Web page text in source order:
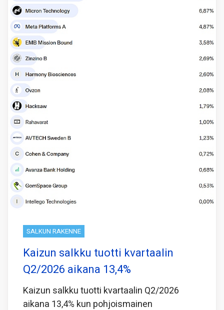
SALKUN RAKENNE
Kaizun salkku tuotti kvartaalin
Q2/2026 aikana 13,4%
Kaizun salkku tuotti kvartaalin Q2/2026
aikana 13,4% kun pohjoismainen